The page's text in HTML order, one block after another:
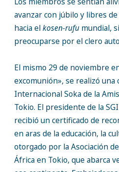
avanzar con júbilo y libres
hacia elkosen-rufu mundial,
preocuparse por el clero
El mismo 29 de noviembre
excomunión», se realizó
Internacional Soka de la
Tokio. El presidente de la
recibió un certificado de
en aras de la educación, la
otorgado por la Asociación
África en Tokio, que abarca